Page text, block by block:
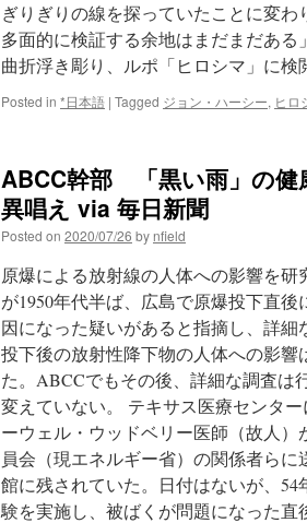
ぎりぎりの線を探っていたことに変
多面的に検証する余地はまだまだあ
曲折浮き彫り、ルポ「ヒロシマ」に
Posted in *日本語 | Tagged ジョン・ハーシー, ヒロ
ABCC幹部 「黒い雨」の
異唱え via 毎日新聞
Posted on 2020/07/26 by nfield
原爆による放射線の人体への影響を
が1950年代半ば、広島で原爆投下直
因になった疑いがあると指摘し、詳
投下後の放射性降下物の人体への影
た。ABCCでもその後、詳細な調査は
変えていない。 テキサス医療センタ
ーウェル・ウッドベリー医師（故人
員会（現エネルギー省）の関係者ら
館に残されていた。日付はないが、
験を実施し、被ばくが問題になった